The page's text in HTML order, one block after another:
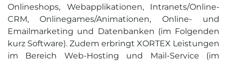
Onlineshops, Webapplikationen, Intranets/Online-
CRM, Onlinegames/Animationen, Online- und
Emailmarketing und Datenbanken (im Folgenden
kurz Software). Zudem erbringt XORTEX Leistungen
im Bereich Web-Hosting und Mail-Service (im